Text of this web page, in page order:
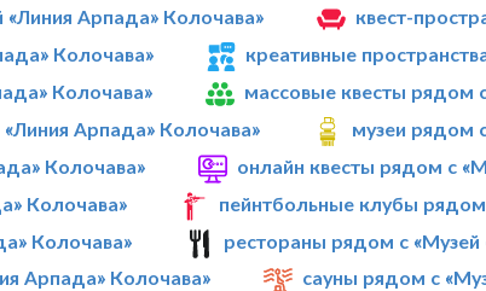
Арпада» Колочава»
квест-
Колочава»
креативные
Колочава»
массовые квесты рядом
Арпада» Колочава»
музеи рядом
Колочава»
онлайн квесты рядом с
Колочава»
пейнтбольные клубы
Колочава»
рестораны рядом с
Арпада» Колочава»
сауны рядом с